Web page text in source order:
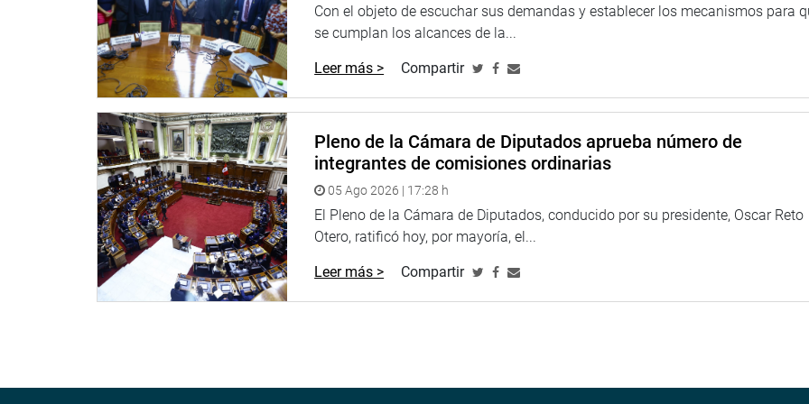
protegerse, a fin de generar recursos y desarrollo para los pueblos de las comunidades nativas. Creo que
tenemos que hablar con sinceridad para que las políticas públicas realmente funcionen”, sostuvo.
El segundo vicepresidente del Congreso, Waldemar Cerrón Rojas, señaló que la Amazonía constituye el corazón y
pensamiento del hombre amazónico.
“Refirmamos nuestro compromiso por la Amazonía”, subrayó tras recordar que este Congreso se ha
caracterizado por aprobar leyes en favor de las grandes mayorías. Hay un proyecto de ley que puede resolver los
problemas de la Amazonía, puentes carretera, internet y aeropuertos y será posible con la descentralización”,
indicó.
La actividad, también contó con la presencia del alcalde provincial de Maynas, Germán Chong Ríos y el
coordinador de la Asociación Iquitos Cultural, Jorge Linares Peña.
OFICINA DE COMUNICACIONES E IMAGEN INSTITUCIONAL
Con el objeto de escuchar sus demandas y establecer los mecanismos para
se cumplan los alcances de la...
Leer más > Compartir
Pleno de la Cámara de Diputados aprueba número de
integrantes de comisiones ordinarias
05 Ago 2026 | 17:28 h
El Pleno de la Cámara de Diputados, conducido por su presidente, Oscar Reto
Otero, ratificó hoy, por mayoría, el...
Leer más > Compartir